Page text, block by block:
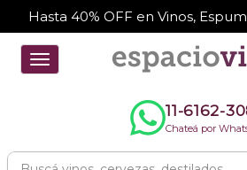
Hasta 40% OFF en Vinos,
Toggle
navigation
11-6162-
Chateá por